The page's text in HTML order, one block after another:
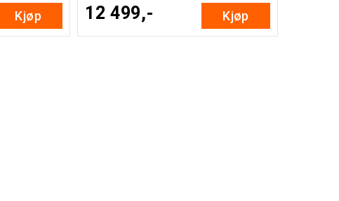
Kjøp 12 499,- Kjøp